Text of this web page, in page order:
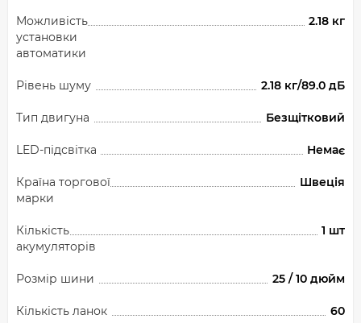
Можливість
установки
автоматики
2.18 кг
Рівень шуму 2.18 кг/89.0 дБ
Тип двигуна Безщітковий
LED-підсвітка Немає
Країна торгової
марки
Швеція
Кількість
акумуляторів
1 шт
Розмір шини 25 / 10 дюйм
Кількість ланок 60